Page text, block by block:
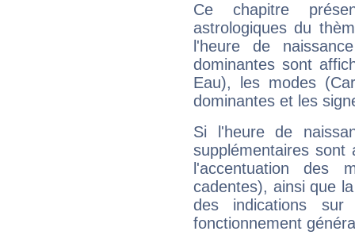
Ce chapitre
astrologiques du
l'heure de
dominantes sont
Eau), les modes
dominantes et les
Si l'heure de
supplémentaires sont
l'accentuation des
cadentes), ainsi que
des indications sur
fonctionnement